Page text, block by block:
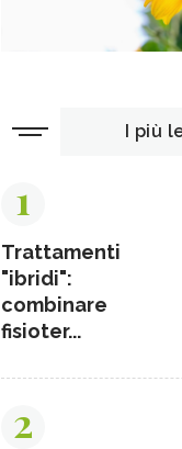
I più
1
Trattamenti
"ibridi":
combinare
fisioter...
2